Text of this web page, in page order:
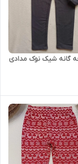
گانه شیک نوک مدادی